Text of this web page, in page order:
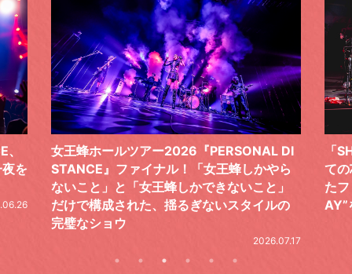
ら
の
「SHISHAMOでした!!!」ロックバンドとし
ての芯を貫き通し、笑顔と感謝で泳ぎ切っ
たファイナルライブ、DAY2“GOODBYE D
AY”をレポート
気
レ